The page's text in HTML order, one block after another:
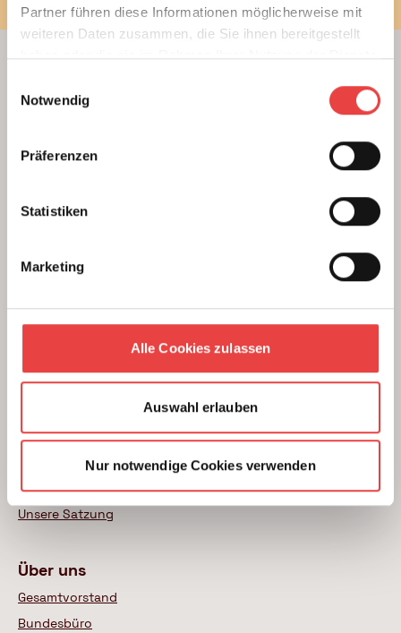
Partner führen diese Informationen möglicherweise mit
weiteren Daten zusammen, die Sie ihnen bereitgestellt
haben oder die sie im Rahmen Ihrer Nutzung der Dienste
Notwendig
Präferenzen
Statistiken
Marketing
Alle Cookies zulassen
Auswahl erlauben
Nur notwendige Cookies verwenden
Modernisierung von Bestandsimmobilien
Wer sind unsere Experten
Themenratgeber
Wohnungskauf
Weitere Themen
Mitgliedschaft
Mitgliedsbeiträge und Honorarsätze
Das BSB-Leitbild
Unsere Satzung
Über uns
Gesamtvorstand
Bundesbüro